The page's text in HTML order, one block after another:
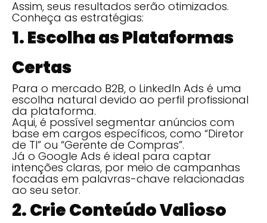
Assim, seus resultados serão otimizados.
Conheça as estratégias:
1. Escolha as Plataformas
Certas
Para o mercado B2B, o LinkedIn Ads é uma
escolha natural devido ao perfil profissional
da plataforma.
Aqui, é possível segmentar anúncios com
base em cargos específicos, como “Diretor
de TI” ou “Gerente de Compras”.
Já o Google Ads é ideal para captar
intenções claras, por meio de campanhas
focadas em palavras-chave relacionadas
ao seu setor.
2. Crie Conteúdo Valioso